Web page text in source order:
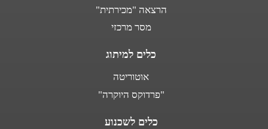
הרצאה "מכירתית"
מסר מרכזי
כלים למיתוג
אוטוריטה
"פרדוקס היוקרה"
כלים לשכנוע